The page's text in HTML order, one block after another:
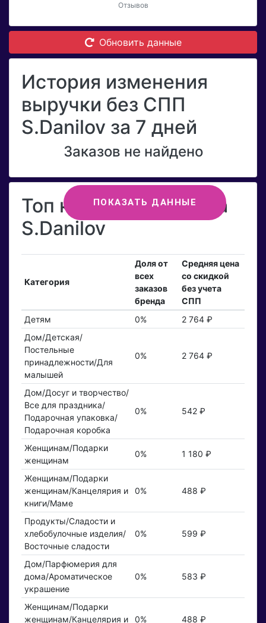
Отзывов
Обновить данные
История изменения
выручки без СПП
S.Danilov за 7 дней
ПОКАЗАТЬ ДАННЫЕ
Заказов не найдено
Топ категорий бренда
S.Danilov
Категория
Доля от
всех
заказов
бренда
Средняя цена
со скидкой
без учета
СПП
Детям
0%
2 764 ₽
Дом/Детская/
Постельные
принадлежности/Для
малышей
0% 2 764 ₽
Дом/Досуг и творчество/
Все для праздника/
Подарочная упаковка/
Подарочная коробка
0% 542 ₽
Женщинам/Подарки
женщинам
0% 1 180 ₽
Женщинам/Подарки
женщинам/Канцелярия и
книги/Маме
0% 488 ₽
Продукты/Сладости и
хлебобулочные изделия/
Восточные сладости
0% 599 ₽
Дом/Парфюмерия для
дома/Ароматическое
украшение
0% 583 ₽
Женщинам/Подарки
женщинам/Канцелярия и
0% 488 ₽